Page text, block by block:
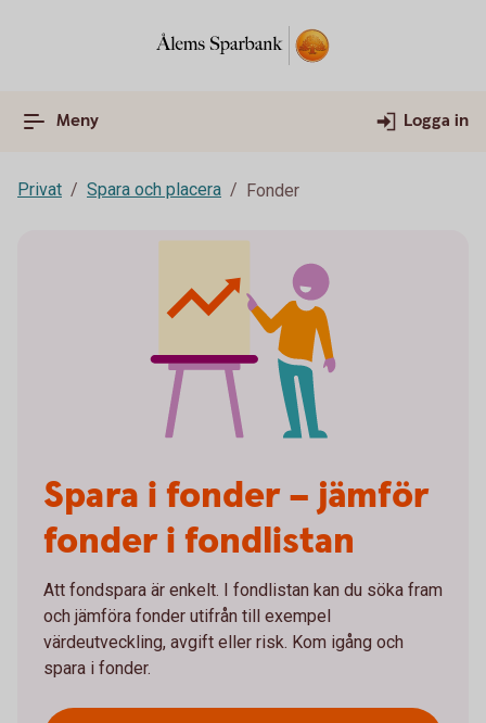
Meny Logga in
Privat Spara och placera Fonder
Spara i fonder – jämför
fonder i fondlistan
Att fondspara är enkelt. I fondlistan kan du söka fram
och jämföra fonder utifrån till exempel
värdeutveckling, avgift eller risk. Kom igång och
spara i fonder.